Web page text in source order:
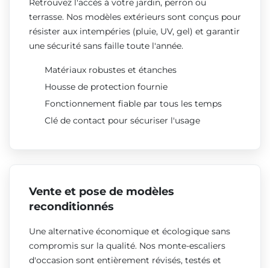
Retrouvez l'accès à votre jardin, perron ou
terrasse. Nos modèles extérieurs sont conçus pour
résister aux intempéries (pluie, UV, gel) et garantir
une sécurité sans faille toute l'année.
Matériaux robustes et étanches
Housse de protection fournie
Fonctionnement fiable par tous les temps
Clé de contact pour sécuriser l'usage
Vente et pose de modèles
reconditionnés
Une alternative économique et écologique sans
compromis sur la qualité. Nos monte-escaliers
d'occasion sont entièrement révisés, testés et